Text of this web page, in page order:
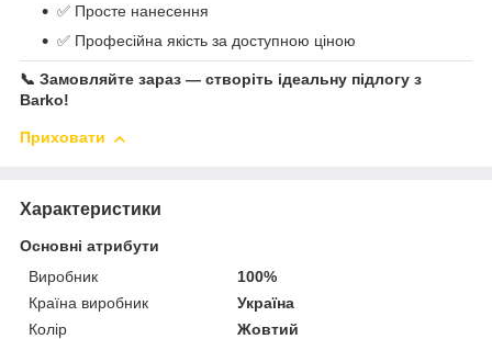
✅ Просте нанесення
✅ Професійна якість за доступною ціною
📞 Замовляйте зараз — створіть ідеальну підлогу з
Barko!
Приховати
Характеристики
Основні атрибути
Виробник
100%
Країна виробник
Україна
Колір
Жовтий